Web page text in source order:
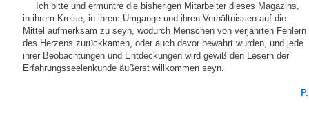
Ich bitte und ermuntre die bisherigen Mitarbeiter dieses Magazins,
in ihrem Kreise, in ihrem Umgange und ihren Verhältnissen auf die
Mittel aufmerksam zu seyn, wodurch Menschen von verjährten Fehlern
des Herzens zurückkamen, oder auch davor bewahrt wurden, und jede
ihrer Beobachtungen und Entdeckungen wird gewiß den Lesern der
Erfahrungsseelenkunde äußerst willkommen seyn.
P.